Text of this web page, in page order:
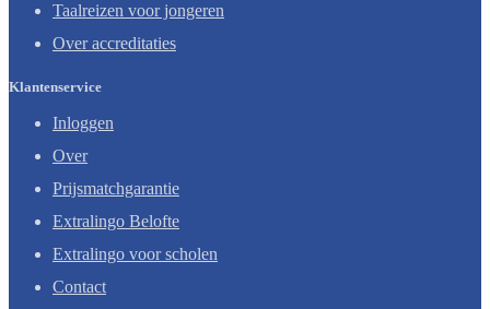
Taalreizen voor jongeren
Over accreditaties
Klantenservice
Inloggen
Over
Prijsmatchgarantie
Extralingo Belofte
Extralingo voor scholen
Contact